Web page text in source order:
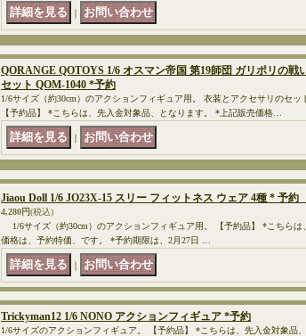
｜
QORANGE QOTOYS 1/6 オスマン帝国 第19師団 ガリポリの戦
セット QOM-1040 *予約
1/6サイズ（約30cm）のアクションフィギュア用。 衣装とアクセサリのセ
【予約品】 *こちらは、先入金対象品、となります。 *上記販売価格…
｜
Jiaou Doll 1/6 JO23X-15 スリー フィットネス ウェア 4種 * 予約
4,280円(税込)
1/6サイズ（約30cm）のアクションフィギュア用。 【予約品】 *こちら
価格は、予約特価、です。 *予約期限は、2月27日 …
｜
Trickyman12 1/6 NONO アクションフィギュア *予約
1/6サイズのアクションフィギュア。 【予約品】 *こちらは、先入金対象品